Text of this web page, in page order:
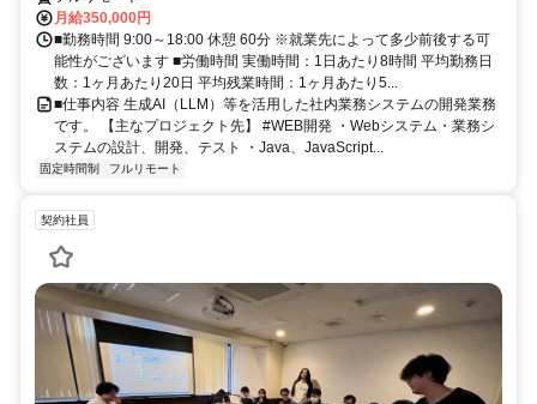
月給350,000円
■勤務時間 9:00～18:00 休憩 60分 ※就業先によって多少前後する可
能性がございます ■労働時間 実働時間：1日あたり8時間 平均勤務日
数：1ヶ月あたり20日 平均残業時間：1ヶ月あたり5...
■仕事内容 生成AI（LLM）等を活用した社内業務システムの開発業務
です。 【主なプロジェクト先】 #WEB開発 ・Webシステム・業務シ
ステムの設計、開発、テスト ・Java、JavaScript...
固定時間制 フルリモート
契約社員